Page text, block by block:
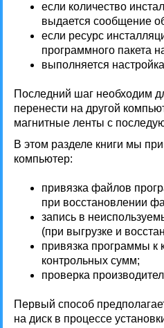
если количество
выдается сообщение
если ресурс
программного пакета
выполняется
Последний шаг необходим
перенести на другой
магнитные ленты с
В этом разделе книги мы
компьютер:
привязка файлов
при восстановлении
запись в
(при выгрузке и
привязка программы к
контрольных сумм;
проверка
Первый способ
на диск в процессе